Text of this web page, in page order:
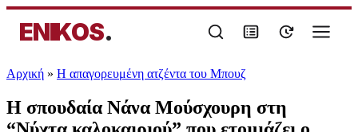
ENIKOS.
Αρχική » Η απαγορευμένη ατζέντα του Μπουζ
Η σπουδαία Νάνα Μούσχουρη στη